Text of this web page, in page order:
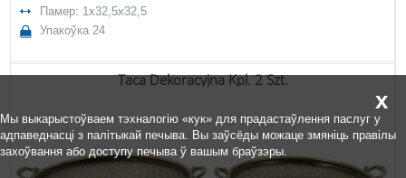
Памер: 1x32,5x32,5
Упакоўка 24
Taca Dekoracyjna Kpl. 2 Szt.
x
Мы выкарыстоўваем тэхналогію «кук» для прадастаўлення паслуг у
адпаведнасці з палітыкай печыва. Вы заўсёды можаце змяніць правілы
захоўвання або доступу печыва ў вашым браўзэры.